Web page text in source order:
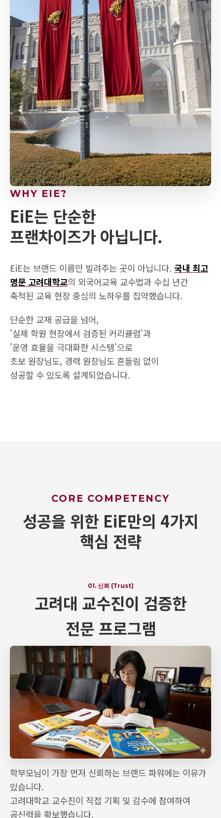
WHY EIE?
EiE는 단순한
프랜차이즈가 아닙니다.
EiE는 브랜드 이름만 빌려주는 곳이 아닙니다. 국내 최고
명문 고려대학교의 외국어교육 교수법과 수십 년간
축적된 교육 현장 중심의 노하우를 집약했습니다.
단순한 교재 공급을 넘어,
'실제 학원 현장에서 검증된 커리큘럼'과
'운영 효율을 극대화한 시스템'으로
초보 원장님도, 경력 원장님도 흔들림 없이
성공할 수 있도록 설계되었습니다.
CORE COMPETENCY
성공을 위한 EiE만의 4가지
핵심 전략
01. 신뢰 (Trust)
고려대 교수진이 검증한
전문 프로그램
학부모님이 가장 먼저 신뢰하는 브랜드 파워에는 이유가
있습니다.
고려대학교 교수진이 직접 기획 및 감수에 참여하여
공신력을 확보했습니다.